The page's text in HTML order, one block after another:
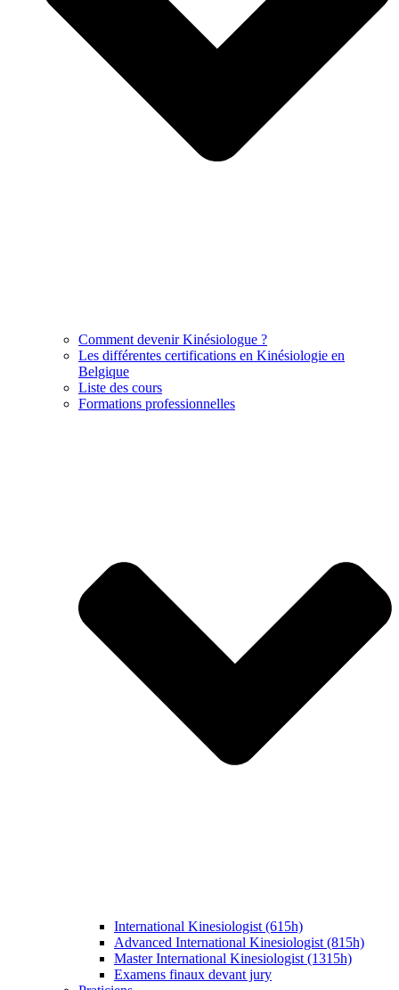
Comment devenir Kinésiologue ?
Les différentes certifications en Kinésiologie en
Belgique
Liste des cours
Formations professionnelles
International Kinesiologist (615h)
Advanced International Kinesiologist (815h)
Master International Kinesiologist (1315h)
Examens finaux devant jury